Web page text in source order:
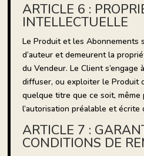
ARTICLE 6 :
INTELLECTUELLE
Le Produit et les Abonnements
d’auteur et demeurent la
du Vendeur. Le Client s’engage
diffuser, ou exploiter le Produit
quelque titre que ce soit, même
l’autorisation préalable et écrite
ARTICLE 7 :
CONDITIONS DE